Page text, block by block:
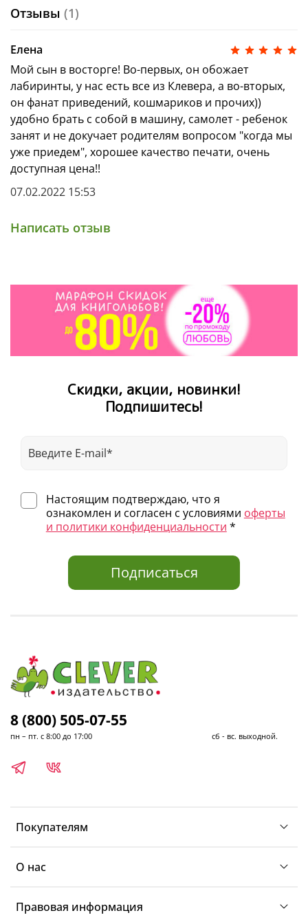
Отзывы (1)
Елена
Мой сын в восторге! Во-первых, он обожает
лабиринты, у нас есть все из Клевера, а во-вторых,
он фанат приведений, кошмариков и прочих))
удобно брать с собой в машину, самолет - ребенок
занят и не докучает родителям вопросом "когда мы
уже приедем", хорошее качество печати, очень
доступная цена!!
07.02.2022 15:53
Написать отзыв
Скидки, акции, новинки!
Подпишитесь!
Настоящим подтверждаю, что я
ознакомлен и согласен с условиями оферты
и политики конфиденциальности *
Подписаться
Покупателям
О нас
Правовая информация
8 (800) 505-07-55
пн – пт. с 8:00 до 17:00 сб - вс. выходной.